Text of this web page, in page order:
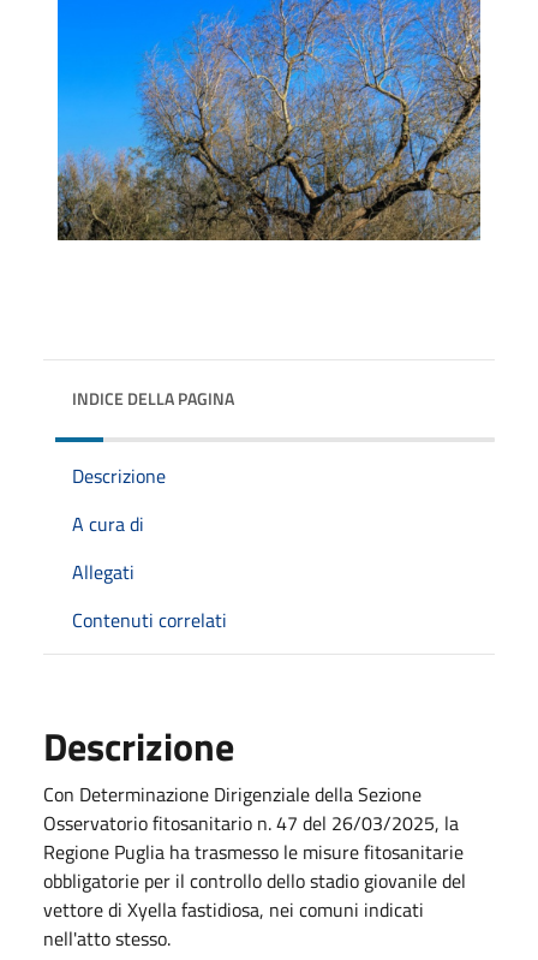
INDICE DELLA PAGINA
Descrizione
A cura di
Allegati
Contenuti correlati
Descrizione
Con Determinazione Dirigenziale della Sezione
Osservatorio fitosanitario n. 47 del 26/03/2025, la
Regione Puglia ha trasmesso le misure fitosanitarie
obbligatorie per il controllo dello stadio giovanile del
vettore di Xyella fastidiosa, nei comuni indicati
nell'atto stesso.